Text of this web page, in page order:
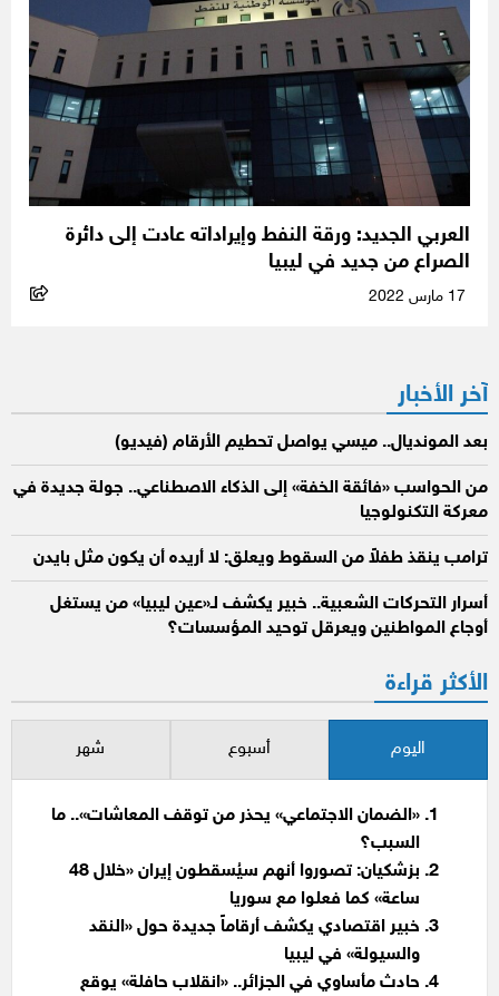
العربي الجديد: ورقة النفط وإيراداته عادت إلى دائرة
الصراع من جديد في ليبيا
آخر الأخبار
بعد المونديال.. ميسي يواصل تحطيم الأرقام (فيديو)
من الحواسب «فائقة الخفة» إلى الذكاء الاصطناعي.. جولة جديدة في
معركة التكنولوجيا
ترامب ينقذ طفلاً من السقوط ويعلق: لا أريده أن يكون مثل بايدن
أسرار التحركات الشعبية.. خبير يكشف لـ«عين ليبيا» من يستغل
أوجاع المواطنين ويعرقل توحيد المؤسسات؟
الأكثر قراءة
اليوم أسبوع شهر
«الضمان الاجتماعي» يحذر من توقف المعاشات».. ما
السبب؟
بزشكيان: تصوروا أنهم سيُسقطون إيران «خلال 48
ساعة» كما فعلوا مع سوريا
خبير اقتصادي يكشف أرقاماً جديدة حول «النقد
والسيولة» في ليبيا
حادث مأساوي في الجزائر.. «انقلاب حافلة» يوقع